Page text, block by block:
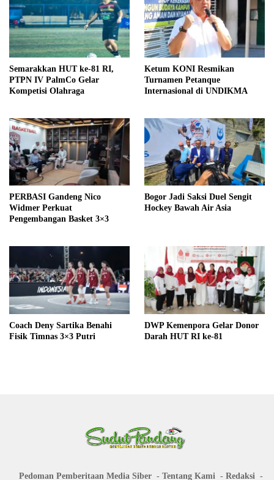
Semarakkan HUT ke-81 RI,
PTPN IV PalmCo Gelar
Kompetisi Olahraga
Ketum KONI Resmikan
Turnamen Petanque
Internasional di UNDIKMA
PERBASI Gandeng Nico
Widmer Perkuat
Pengembangan Basket 3×3
Bogor Jadi Saksi Duel Sengit
Hockey Bawah Air Asia
Coach Deny Sartika Benahi
Fisik Timnas 3×3 Putri
DWP Kemenpora Gelar Donor
Darah HUT RI ke-81
Pedoman Pemberitaan Media Siber Tentang Kami Redaksi